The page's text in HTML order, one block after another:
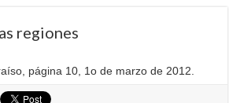
regiones
página 10, 1o de marzo de 2012.